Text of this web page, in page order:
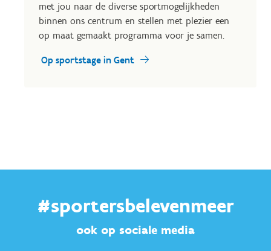
met jou naar de diverse sportmogelijkheden
binnen ons centrum en stellen met plezier een
op maat gemaakt programma voor je samen.
Op sportstage in Gent
#sportersbelevenmeer
ook op sociale media